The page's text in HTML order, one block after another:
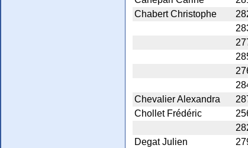
Chabert Christophe
Chevalier Alexandra
Chollet Frédéric
Degat Julien